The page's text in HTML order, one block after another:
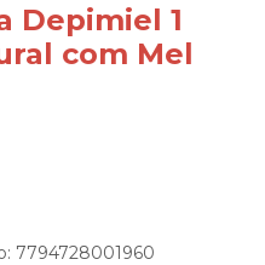
Depimiel 1
com Mel
7794728001960